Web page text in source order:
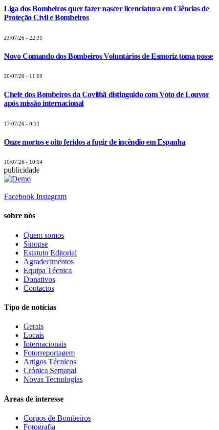
Liga dos Bombeiros quer fazer nascer licenciatura em Ciências de
Proteção Civil e Bombeiros
23/07/26 - 22:31
Novo Comando dos Bombeiros Voluntários de Esmoriz toma posse
20/07/26 - 11:09
Chefe dos Bombeiros da Covilhã distinguido com Voto de Louvor
após missão internacional
17/07/26 - 0:13
Onze mortos e oito feridos a fugir de incêndio em Espanha
10/07/26 - 10:14
publicidade
Facebook Instagram
sobre nós
Quem somos
Sinopse
Estatuto Editorial
Agradecimentos
Equipa Técnica
Donativos
Contactos
Tipo de notícias
Gerais
Locais
Internacionais
Fotorreportagem
Artigos Técnicos
Crónica Semanal
Novas Tecnologias
Áreas de interesse
Corpos de Bombeiros
Fotografia